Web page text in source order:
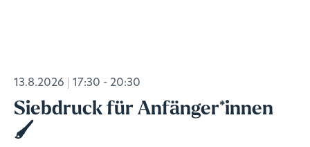
13.8.2026 17:30 - 20:30
Siebdruck für Anfänger*innen
🖌️